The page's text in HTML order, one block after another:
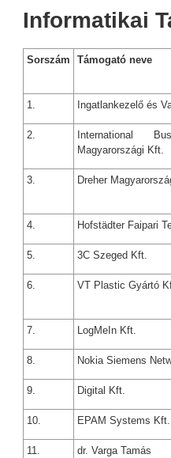
Informatikai
Sorszám Támogató neve
1. Ingatlankezelő és
2.
International
Magyarországi Kft.
3. Dreher
4. Hofstädter Faipari
5. 3C Szeged Kft.
6. VT Plastic Gyártó
7. LogMeIn Kft.
8. Nokia Siemens
9. Digital Kft.
10. EPAM Systems Kft.
11. dr. Varga Tamás